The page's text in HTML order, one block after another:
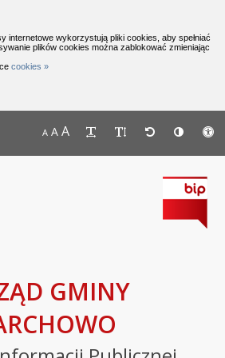
Parchowo -
linków
internetowe wykorzystują pliki cookies, aby spełniać
plików cookies można zablokować zmieniając
cookies »
stronyMenu górne - dostępność strony
A A A
GMINY